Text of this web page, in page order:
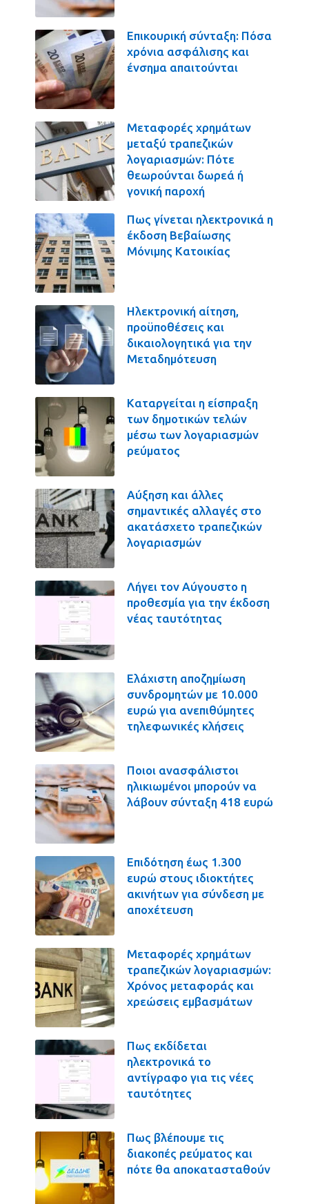
Επικουρική σύνταξη: Πόσα
χρόνια ασφάλισης και
ένσημα απαιτούνται
Μεταφορές χρημάτων
μεταξύ τραπεζικών
λογαριασμών: Πότε
θεωρούνται δωρεά ή
γονική παροχή
Πως γίνεται ηλεκτρονικά η
έκδοση Βεβαίωσης
Μόνιμης Κατοικίας
Ηλεκτρονική αίτηση,
προϋποθέσεις και
δικαιολογητικά για την
Μεταδημότευση
Καταργείται η είσπραξη
των δημοτικών τελών
μέσω των λογαριασμών
ρεύματος
Αύξηση και άλλες
σημαντικές αλλαγές στο
ακατάσχετο τραπεζικών
λογαριασμών
Λήγει τον Αύγουστο η
προθεσμία για την έκδοση
νέας ταυτότητας
Ελάχιστη αποζημίωση
συνδρομητών με 10.000
ευρώ για ανεπιθύμητες
τηλεφωνικές κλήσεις
Ποιοι ανασφάλιστοι
ηλικιωμένοι μπορούν να
λάβουν σύνταξη 418 ευρώ
Επιδότηση έως 1.300
ευρώ στους ιδιοκτήτες
ακινήτων για σύνδεση με
αποχέτευση
Μεταφορές χρημάτων
τραπεζικών λογαριασμών:
Χρόνος μεταφοράς και
χρεώσεις εμβασμάτων
Πως εκδίδεται
ηλεκτρονικά το
αντίγραφο για τις νέες
ταυτότητες
Πως βλέπουμε τις
διακοπές ρεύματος και
πότε θα αποκατασταθούν